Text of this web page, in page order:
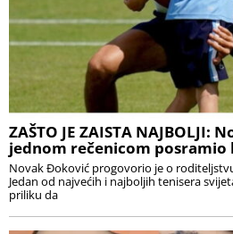
ZAŠTO JE ZAISTA NAJBOLJI:
jednom rečenicom
Novak Đoković progovorio je o
Jedan od najvećih i najboljih tenisera
priliku da